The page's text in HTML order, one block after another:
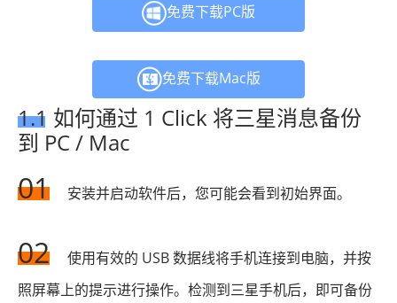
免费下载PC版
免费下载Mac版
1.1 如何通过 1 Click 将三星消息备份
到 PC / Mac
01 安装并启动软件后，您可能会看到初始界面。
02
使用有效的 USB 数据线将手机连接到电脑，并按
照屏幕上的提示进行操作。检测到三星手机后，即可备份